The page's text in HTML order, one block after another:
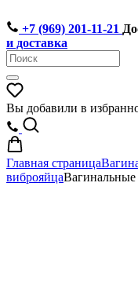
+7 (969) 201-11-21
и доставка
Вы добавили в
Главная страница
виброяйца